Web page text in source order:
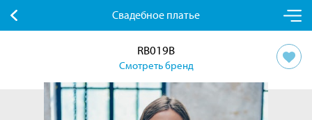
Свадебное платье
RB019B
Смотреть бренд